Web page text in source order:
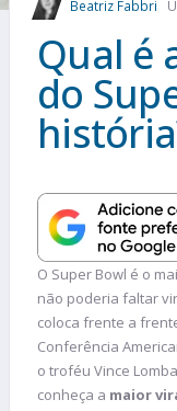
MAIS
Beatriz Fabbri
Qual é
do
O Super Bowl é o
não poderia faltar
coloca frente a
Conferência
o troféu Vince
conheça a maior